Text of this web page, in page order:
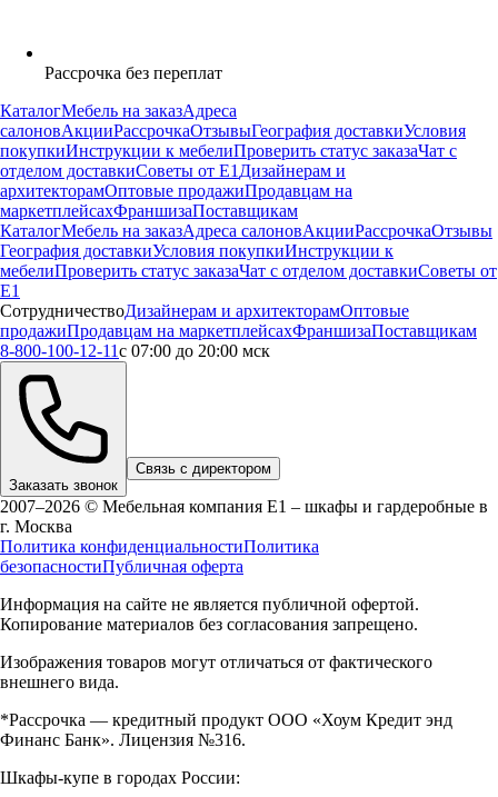
Рассрочка без переплат
КаталогМебель на заказАдреса
салоновАкцииРассрочкаОтзывыГеография доставкиУсловия
покупкиИнструкции к мебелиПроверить статус заказаЧат с
отделом доставкиСоветы от Е1 Дизайнерам и
архитекторамОптовые продажиПродавцам на
маркетплейсахФраншизаПоставщикам
КаталогМебель на заказАдреса салоновАкцииРассрочкаОтзывы
География доставкиУсловия покупкиИнструкции к
мебелиПроверить статус заказаЧат с отделом доставкиСоветы от
Е1
СотрудничествоДизайнерам и архитекторамОптовые
продажиПродавцам на маркетплейсахФраншизаПоставщикам
8-800-100-12-11с 07:00 до 20:00 мск
Заказать звонок
Связь с директором
2007–2026 © Мебельная компания Е1 – шкафы и гардеробные в
г. Москва
Политика конфиденциальностиПолитика
безопасностиПубличная оферта
Информация на сайте не является публичной офертой.
Копирование материалов без согласования запрещено.
Изображения товаров могут отличаться от фактического
внешнего вида.
*Рассрочка — кредитный продукт ООО «Хоум Кредит энд
Финанс Банк». Лицензия №316.
Шкафы-купе в городах России: